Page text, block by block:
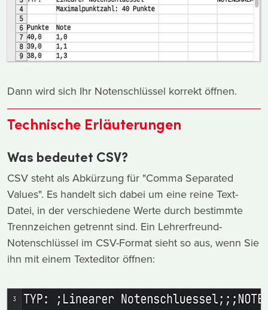
Dann wird sich Ihr Notenschlüssel korrekt öffnen.
Technische Erläuterungen
Was bedeutet CSV?
CSV steht als Abkürzung für "Comma Separated
Values". Es handelt sich dabei um eine reine Text-
Datei, in der verschiedene Werte durch bestimmte
Trennzeichen getrennt sind. Ein Lehrerfreund-
Notenschlüssel im CSV-Format sieht so aus, wenn Sie
ihn mit einem Texteditor öffnen: